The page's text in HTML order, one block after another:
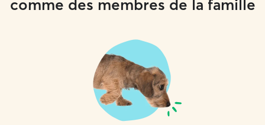
comme des membres de la famille